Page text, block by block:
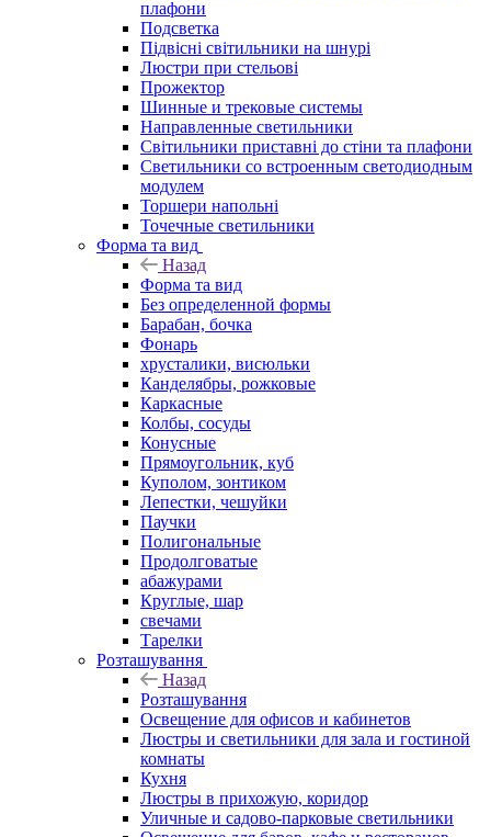
плафони
Подсветка
Підвісні світильники на шнурі
Люстри при стельові
Прожектор
Шинные и трековые системы
Направленные светильники
Світильники приставні до стіни та плафони
Светильники со встроенным светодиодным
модулем
Торшери напольні
Точечные светильники
Форма та вид
Назад
Форма та вид
Без определенной формы
Барабан, бочка
Фонарь
хрусталики, висюльки
Канделябры, рожковые
Каркасные
Колбы, сосуды
Конусные
Прямоугольник, куб
Куполом, зонтиком
Лепестки, чешуйки
Паучки
Полигональные
Продолговатые
абажурами
Круглые, шар
свечами
Тарелки
Розташування
Назад
Розташування
Освещение для офисов и кабинетов
Люстры и светильники для зала и гостиной
комнаты
Кухня
Люстры в прихожую, коридор
Уличные и садово-парковые светильники